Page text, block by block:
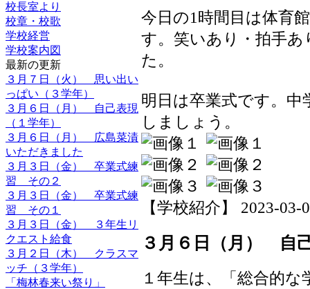
校長室より
校章・校歌
学校経営
学校案内図
最新の更新
３月７日（火） 思い出い
っぱい（３学年）
３月６日（月） 自己表現
（１学年）
３月６日（月） 広島菜漬
いただきました
３月３日（金） 卒業式練
習 その２
３月３日（金） 卒業式練
習 その１
３月３日（金） ３年生リ
クエスト給食
３月２日（木） クラスマ
ッチ（３学年）
「梅林春来い祭り」
今日の1時間目は体育
す。笑いあり・拍手
た。
明日は卒業式です。
しましょう。
【学校紹介】 2023-03-
３月６日（月） 自
１年生は、「総合的